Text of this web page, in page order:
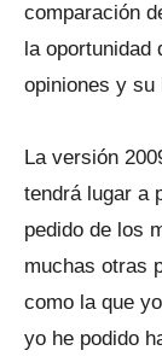
comparación
la oportunidad
opiniones y su
La versión
tendrá lugar a
pedido de los
muchas otras
como la que
yo he podido